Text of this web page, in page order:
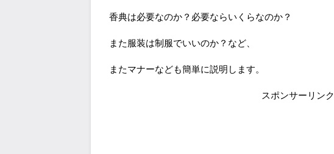
香典は必要なのか？必要ならいくらなのか？
また服装は制服でいいのか？など、
またマナーなども簡単に説明します。
スポンサーリンク